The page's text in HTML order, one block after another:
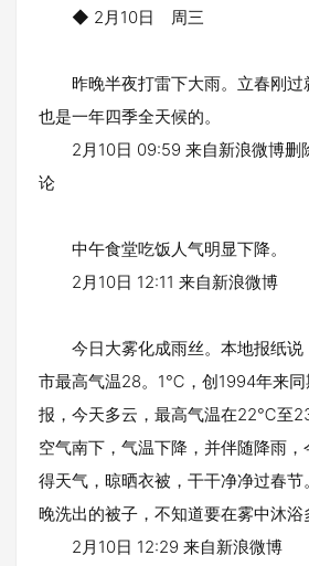
◆ 2月10日 周三
昨晚半夜打雷下大雨。立春刚过
也是一年四季全天候的。
2月10日 09:59 来自新浪微博删
论
中午食堂吃饭人气明显下降。
2月10日 12:11 来自新浪微博
今日大雾化成雨丝。本地报纸说
市最高气温28。1℃，创1994年来同
报，今天多云，最高气温在22℃至
空气南下，气温下降，并伴随降雨
得天气，晾晒衣被，干干净净过春节
晚洗出的被子，不知道要在雾中沐浴
2月10日 12:29 来自新浪微博